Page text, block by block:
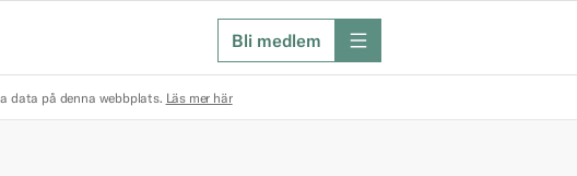
Bli medlem meny
data på denna webbplats. Läs mer här